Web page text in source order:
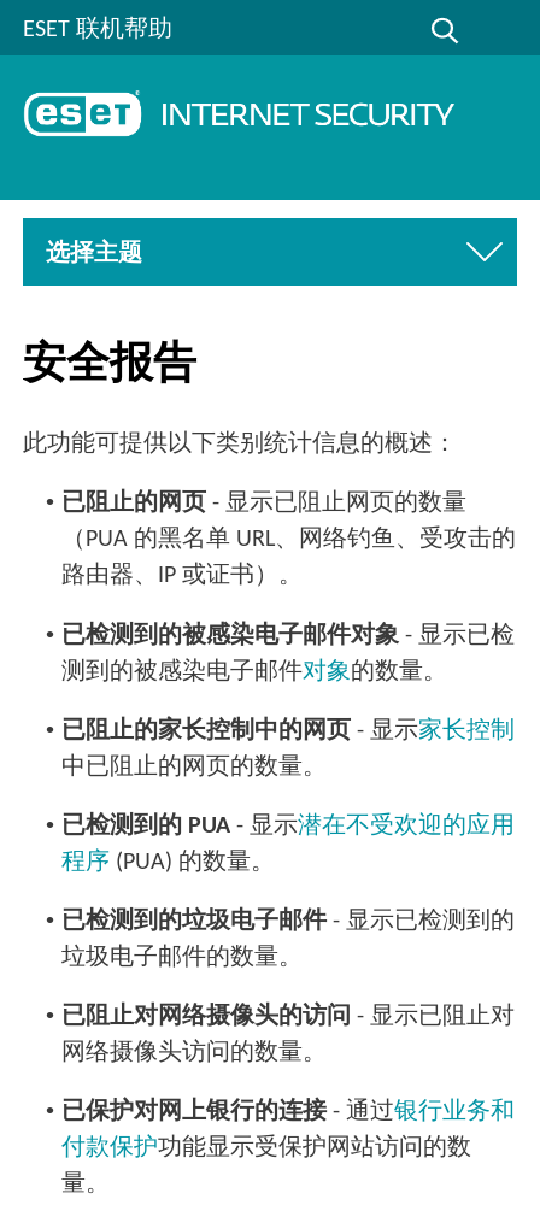
ESET 联机帮助
选择主题
安全报告
此功能可提供以下类别统计信息的概述：
• 已阻止的网页 - 显示已阻止网页的数量
（PUA 的黑名单 URL、网络钓鱼、受攻击的
路由器、IP 或证书）。
• 已检测到的被感染电子邮件对象 - 显示已检
测到的被感染电子邮件对象的数量。
• 已阻止的家长控制中的网页 - 显示家长控制
中已阻止的网页的数量。
• 已检测到的 PUA - 显示潜在不受欢迎的应用
程序 (PUA) 的数量。
• 已检测到的垃圾电子邮件 - 显示已检测到的
垃圾电子邮件的数量。
• 已阻止对网络摄像头的访问 - 显示已阻止对
网络摄像头访问的数量。
• 已保护对网上银行的连接- 通过银行业务和
付款保护功能显示受保护网站访问的数
量。